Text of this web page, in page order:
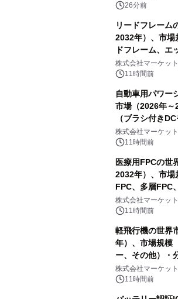
26分前
リードフレーム
2032年）、市場
ドフレーム、エ
レーム）・分析
株式会社マーケッ
11時間前
自動車用パワー
市場（2026年～
（ブラシ付き
スDCモーター）
表
株式会社マーケッ
11時間前
医療用FPCの世
2032年）、市場
FPC、多層FPC
PCB）・分析レ
株式会社マーケッ
11時間前
軽飛行機の世界
年）、市場規模
ー、その他）・
株式会社マーケッ
11時間前